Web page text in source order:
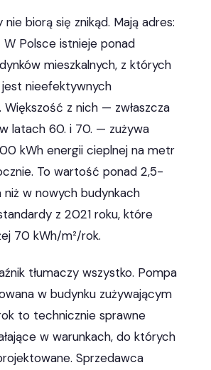
nie biorą się znikąd. Mają adres:
Polsce istnieje ponad
mieszkalnych, z których
nieefektywnych
z nich — zwłaszcza
latach 60. i 70. — zużywa
kWh energii cieplnej na metr
To wartość ponad 2,5-
niż w nowych budynkach
z 2021 roku, które
70 kWh/m²/rok.
tłumaczy wszystko. Pompa
w budynku zużywającym
to technicznie sprawne
w warunkach, do których
Sprzedawca